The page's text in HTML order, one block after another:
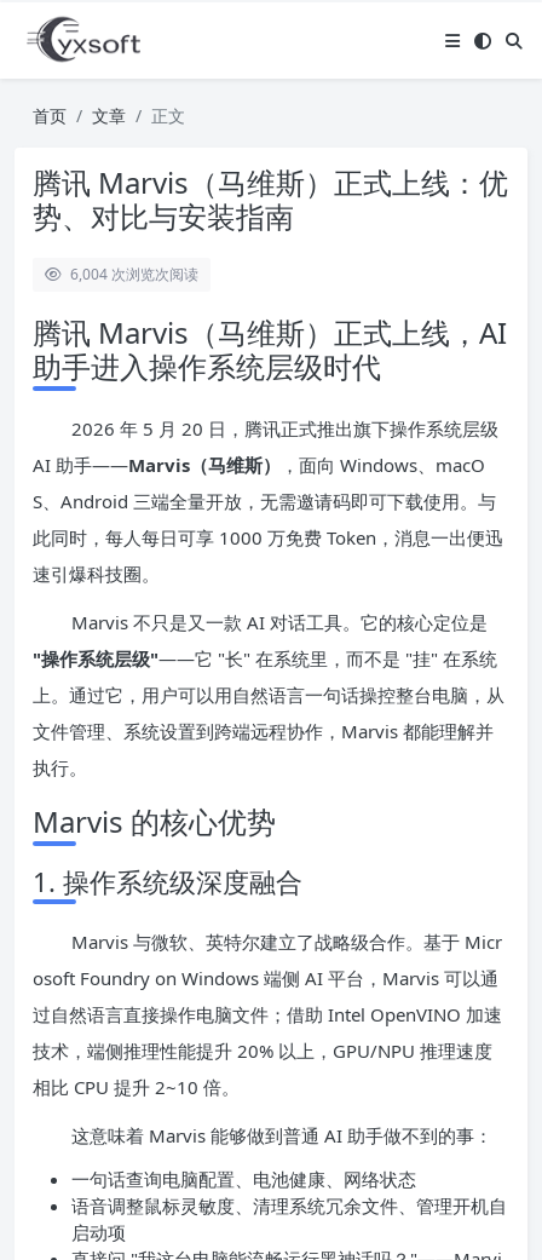
首页 文章 正文
腾讯 Marvis（马维斯）正式上线：优
势、对比与安装指南
6,004 次浏览次阅读
腾讯 Marvis（马维斯）正式上线，AI
助手进入操作系统层级时代
2026 年 5 月 20 日，腾讯正式推出旗下操作系统层级
AI 助手——Marvis（马维斯）
，面向 Windows、macO
S、Android 三端全量开放，无需邀请码即可下载使用。与
此同时，每人每日可享 1000 万免费 Token，消息一出便迅
速引爆科技圈。
Marvis 不只是又一款 AI 对话工具。它的核心定位是
"操作系统层级"——它 "长" 在系统里，而不是 "挂" 在系统
上。通过它，用户可以用自然语言一句话操控整台电脑，从
文件管理、系统设置到跨端远程协作，Marvis 都能理解并
执行。
Marvis 的核心优势
1. 操作系统级深度融合
Marvis 与微软、英特尔建立了战略级合作。基于 Micr
osoft Foundry on Windows 端侧 AI 平台，Marvis 可以通
过自然语言直接操作电脑文件；借助 Intel OpenVINO 加速
技术，端侧推理性能提升 20% 以上，GPU/NPU 推理速度
相比 CPU 提升 2~10 倍。
这意味着 Marvis 能够做到普通 AI 助手做不到的事：
一句话查询电脑配置、电池健康、网络状态
语音调整鼠标灵敏度、清理系统冗余文件、管理开机自
启动项